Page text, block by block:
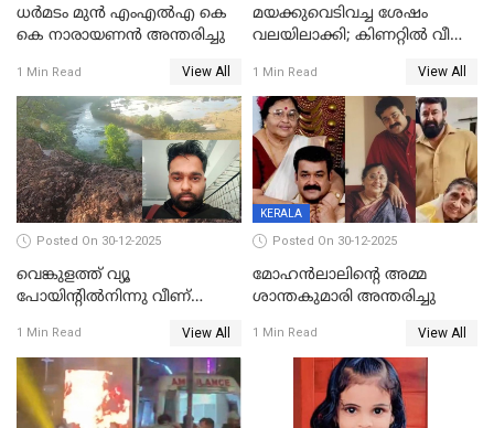
ധർമടം മുൻ എംഎല്‍എ കെ
കെ നാരായണന്‍ അന്തരിച്ചു
1 Min Read View All
മയക്കുവെടിവച്ച ശേഷം
വലയിലാക്കി; കിണറ്റിൽ വീണ
1 Min Read View All
Posted On 30-12-2025
വെങ്കുളത്ത് വ്യൂ
പോയിന്റിൽനിന്നു വീണ്
1 Min Read View All
KERALA
Posted On 30-12-2025
മോഹന്‍ലാലിന്‍റെ അമ്മ
ശാന്തകുമാരി അന്തരിച്ചു
1 Min Read View All